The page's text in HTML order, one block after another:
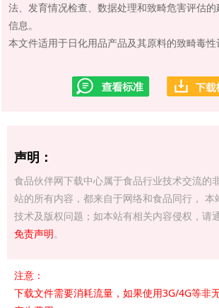
法、发育情况检查、数据处理和致畸危害评估
信息。
本文件适用于日化用品产品及其原料的致畸毒性
声明：
食品伙伴网下载中心属于食品行业技术交流的
站的所有内容，都来自于网络和食品同行， 本
技术及版权问题；如本站有相关内容侵权，请
免责声明。
注意：
下载文件需要消耗流量，如果使用3G/4G等非